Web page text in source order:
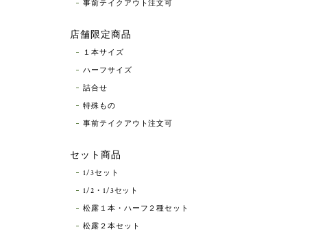
事前テイクアウト注文可
店舗限定商品
１本サイズ
ハーフサイズ
詰合せ
特殊もの
事前テイクアウト注文可
セット商品
1/3セット
1/2・1/3セット
松露１本・ハーフ２種セット
松露２本セット